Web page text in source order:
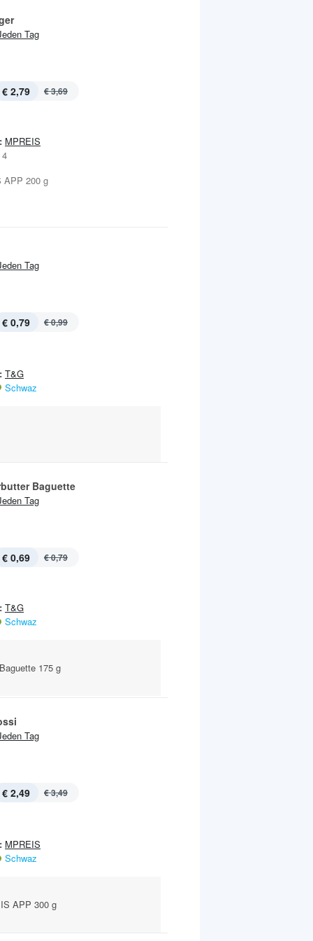
Tag
€ 2,79 € 3,69
MPREIS
APP 200 g
Tag
€ 0,79 € 0,99
T&G
Schwaz
Baguette
Tag
€ 0,69 € 0,79
T&G
Schwaz
175 g
Tag
€ 2,49 € 3,49
MPREIS
Schwaz
APP 300 g